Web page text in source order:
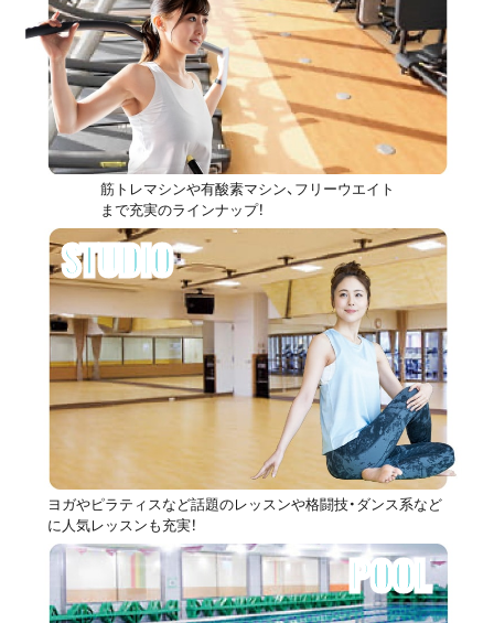
筋トレマシンや有酸素マシン、フリーウエイト
まで充実のラインナップ！
STUDIO
ヨガやピラティスなど話題のレッスンや格闘技・ダンス系など
に人気レッスンも充実！
POOL